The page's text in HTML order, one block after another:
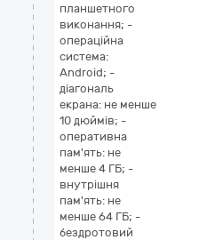
планшетного
виконання; -
операційна
система:
Android; -
діагональ
екрана: не менше
10 дюймів; -
оперативна
пам'ять: не
менше 4 ГБ; -
внутрішня
пам'ять: не
менше 64 ГБ; -
бездротовий